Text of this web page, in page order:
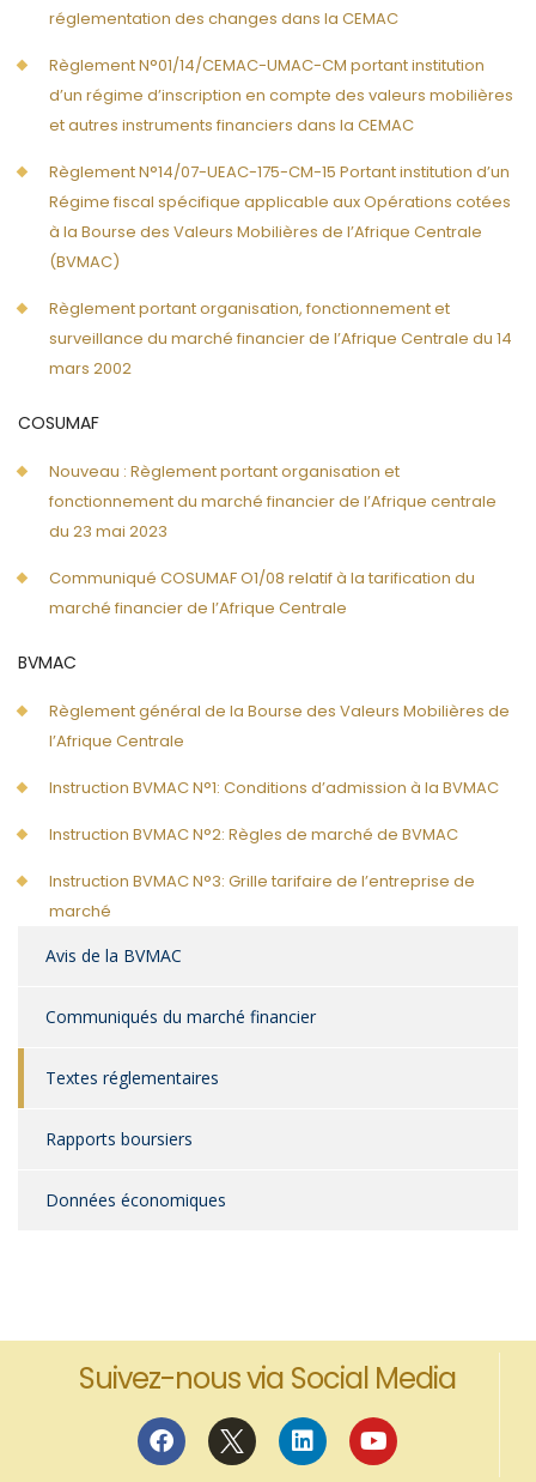
réglementation des changes dans la CEMAC
Règlement N°01/14/CEMAC-UMAC-CM portant institution
d’un régime d’inscription en compte des valeurs mobilières
et autres instruments financiers dans la CEMAC
Règlement N°14/07-UEAC-175-CM-15 Portant institution d’un
Régime fiscal spécifique applicable aux Opérations cotées
à la Bourse des Valeurs Mobilières de l’Afrique Centrale
(BVMAC)
Règlement portant organisation, fonctionnement et
surveillance du marché financier de l’Afrique Centrale du 14
mars 2002
COSUMAF
Nouveau : Règlement portant organisation et
fonctionnement du marché financier de l’Afrique centrale
du 23 mai 2023
Communiqué COSUMAF O1/08 relatif à la tarification du
marché financier de l’Afrique Centrale
BVMAC
Règlement général de la Bourse des Valeurs Mobilières de
l’Afrique Centrale
Instruction BVMAC N°1: Conditions d’admission à la BVMAC
Instruction BVMAC N°2: Règles de marché de BVMAC
Instruction BVMAC N°3: Grille tarifaire de l’entreprise de
marché
Avis de la BVMAC
Communiqués du marché financier
Textes réglementaires
Rapports boursiers
Données économiques
Suivez-nous via Social Media